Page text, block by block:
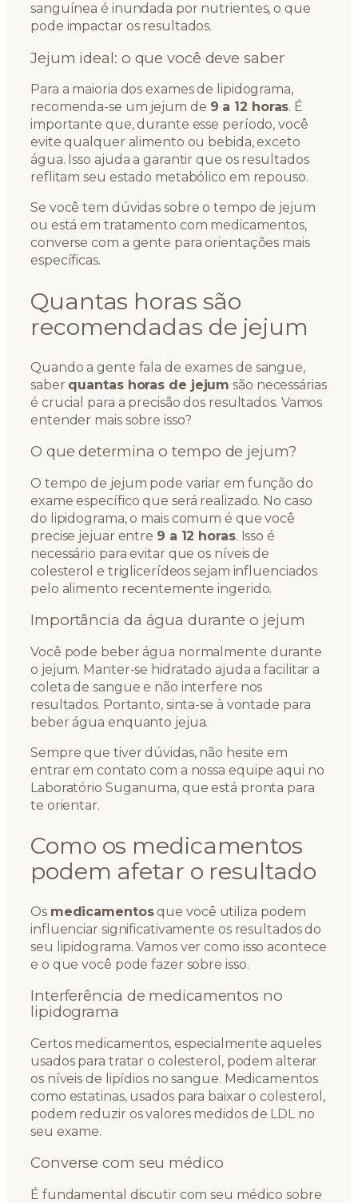
sanguínea é inundada por nutrientes, o que
pode impactar os resultados.
Jejum ideal: o que você deve saber
Para a maioria dos exames de lipidograma,
recomenda-se um jejum de 9 a 12 horas. É
importante que, durante esse período, você
evite qualquer alimento ou bebida, exceto
água. Isso ajuda a garantir que os resultados
reflitam seu estado metabólico em repouso.
Se você tem dúvidas sobre o tempo de jejum
ou está em tratamento com medicamentos,
converse com a gente para orientações mais
específicas.
Quantas horas são
recomendadas de jejum
Quando a gente fala de exames de sangue,
saber quantas horas de jejum são necessárias
é crucial para a precisão dos resultados. Vamos
entender mais sobre isso?
O que determina o tempo de jejum?
O tempo de jejum pode variar em função do
exame específico que será realizado. No caso
do lipidograma, o mais comum é que você
precise jejuar entre 9 a 12 horas. Isso é
necessário para evitar que os níveis de
colesterol e triglicerídeos sejam influenciados
pelo alimento recentemente ingerido.
Importância da água durante o jejum
Você pode beber água normalmente durante
o jejum. Manter-se hidratado ajuda a facilitar a
coleta de sangue e não interfere nos
resultados. Portanto, sinta-se à vontade para
beber água enquanto jejua.
Sempre que tiver dúvidas, não hesite em
entrar em contato com a nossa equipe aqui no
Laboratório Suganuma, que está pronta para
te orientar.
Como os medicamentos
podem afetar o resultado
Os medicamentosque você utiliza podem
influenciar significativamente os resultados do
seu lipidograma. Vamos ver como isso acontece
e o que você pode fazer sobre isso.
Interferência de medicamentos no
lipidograma
Certos medicamentos, especialmente aqueles
usados para tratar o colesterol, podem alterar
os níveis de lipídios no sangue. Medicamentos
como estatinas, usados para baixar o colesterol,
podem reduzir os valores medidos de LDL no
seu exame.
Converse com seu médico
É fundamental discutir com seu médico sobre